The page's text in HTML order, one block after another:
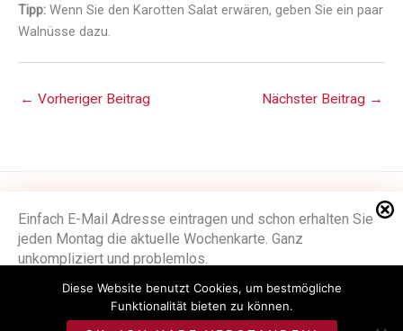
Tipp: Wenn Sie den Karotten Salat erwären, geben Sie ein paar
Walnüsse dazu.
Einfach E-Mail Adresse eintragen und schon erhalten Sie
jeden Montag die aktuelle Wochenkarte. Ganz
unkompliziert und problemlos.
*
← Vorheriger Beitrag Nächster Beitrag →
Impressum
Datenschutzerklärung
Diese Website benutzt Cookies, um bestmögliche
Funktionalität bieten zu können.